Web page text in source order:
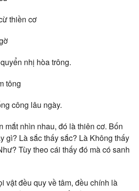
thiền cơ
nhị hòa trông.
tông
công lâu ngày.
mắt nhìn nhau, đó là thiên cơ. Bốn
gì? Là sắc thấy sắc? Là Không thấy
Tùy theo cái thấy đó mà có sanh
vật đều quy về tâm, đều chính là